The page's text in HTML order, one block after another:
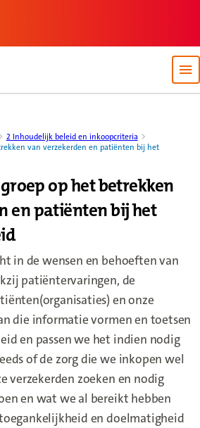
2 Inhoudelijk beleid en inkoopcriteria
van verzekerden en patiënten bij het
groep op het betrekken
en patiënten bij het
in de wensen en behoeften van
patiëntervaringen, de
en onze
die informatie vormen en toetsen
en passen we het indien nodig
of de zorg die we inkopen wel
verzekerden zoeken en nodig
en wat we al bereikt hebben
en doelmatigheid